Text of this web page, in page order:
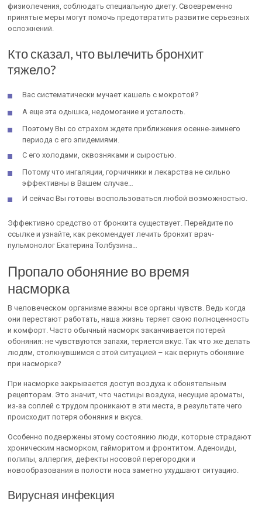
физиолечения, соблюдать специальную диету. Своевременно
принятые меры могут помочь предотвратить развитие серьезных
осложнений.
Кто сказал, что вылечить бронхит
тяжело?
Вас систематически мучает кашель с мокротой?
А еще эта одышка, недомогание и усталость.
Поэтому Вы со страхом ждете приближения осенне-зимнего
периода с его эпидемиями.
С его холодами, сквозняками и сыростью.
Потому что ингаляции, горчичники и лекарства не сильно
эффективны в Вашем случае…
И сейчас Вы готовы воспользоваться любой возможностью.
Эффективно средство от бронхита существует. Перейдите по
ссылке и узнайте, как рекомендует лечить бронхит врач-
пульмонолог Екатерина Толбузина…
Пропало обоняние во время
насморка
В человеческом организме важны все органы чувств. Ведь когда
они перестают работать, наша жизнь теряет свою полноценность
и комфорт. Часто обычный насморк заканчивается потерей
обоняния: не чувствуются запахи, теряется вкус. Так что же делать
людям, столкнувшимся с этой ситуацией – как вернуть обоняние
при насморке?
При насморке закрывается доступ воздуха к обонятельным
рецепторам. Это значит, что частицы воздуха, несущие ароматы,
из-за соплей с трудом проникают в эти места, в результате чего
происходит потеря обоняния и вкуса.
Особенно подвержены этому состоянию люди, которые страдают
хроническим насморком, гайморитом и фронтитом. Аденоиды,
полипы, аллергия, дефекты носовой перегородки и
новообразования в полости носа заметно ухудшают ситуацию.
Вирусная инфекция